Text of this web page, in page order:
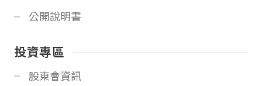
公開說明書
投資專區
股東會資訊